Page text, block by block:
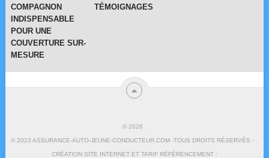
COMPAGNON
INDISPENSABLE
POUR UNE
COUVERTURE SUR-
MESURE
TÉMOIGNAGES
© 2026
© 2023 ASSURANCE-AUTO-JEUNE-CONDUCTEUR.COM -TOUS DROITS RÉSERVÉS - .
CRÉATION SITE INTERNET ET TARIF RÉFÉRENCEMENT :